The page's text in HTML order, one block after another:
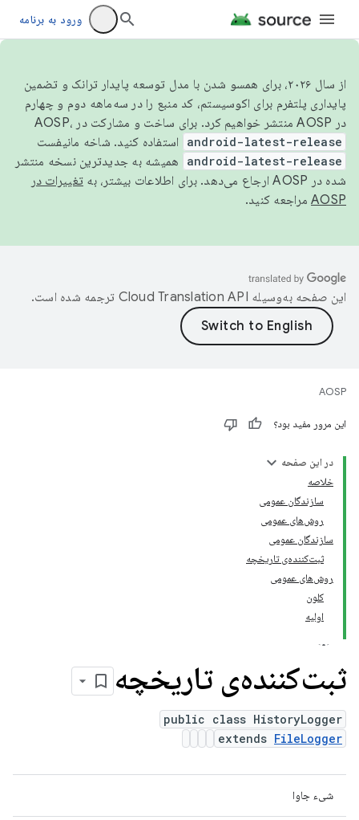
ورود به برنامه
از سال ۲۰۲۶، برای همسو شدن با مدل توسعه پایدار ترانک و تضمین
پایداری پلتفرم برای اکوسیستم، کد منبع را در سه‌ماهه دوم و چهارم
در AOSP منتشر خواهیم کرد. برای ساخت و مشارکت در AOSP،
android-latest-release استفاده کنید. شاخه مانیفست
android-latest-release
همیشه به جدیدترین نسخه منتشر
شده در AOSP ارجاع می‌دهد. برای اطلاعات بیشتر، به
تغییرات در
AOSP مراجعه کنید.
این صفحه به‌وسیله ترجمه شده است.
AOSP
این مرور مفید بود؟
در این صفحه
خلاصه
سازندگان عمومی
روش‌های عمومی
سازندگان عمومی
ثبت‌کننده‌ی تاریخچه
روش‌های عمومی
کلون
اولیه
ثبت‌کننده‌ی تاریخچه
public class HistoryLogger
extends FileLogger
شیء جاوا